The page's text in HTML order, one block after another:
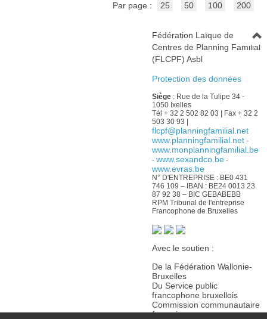
Par page :
25 50 100 200
Fédération Laïque de
Centres de Planning Familial
(FLCPF) Asbl
Protection des données
Siège: Rue de la Tulipe 34 -
1050 Ixelles
Tél + 32 2 502 82 03 | Fax + 32 2
503 30 93 |
flcpf@planningfamilial.net
www.planningfamilial.net-
www.monplanningfamilial.be
- www.sexandco.be-
www.evras.be
N° D'ENTREPRISE : BE0 431
746 109 – IBAN : BE24 0013 23
87 92 38 – BIC GEBABEBB
RPM Tribunal de l'entreprise
Francophone de Bruxelles
Avec le soutien :
De la Fédération Wallonie-
Bruxelles
Du Service public
francophone bruxellois
Commission communautaire
française